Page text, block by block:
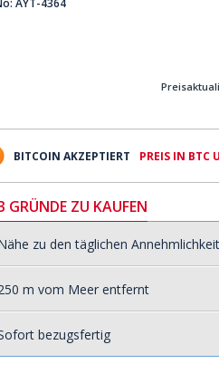
BITCOIN AKZEPTIERT PREIS IN BTC
GRÜNDE ZU KAUFEN
zu den täglichen
m vom Meer entfernt
bezugsfertig